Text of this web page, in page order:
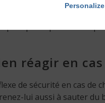
dans l’eau et se
et prendre du
réagir en
de sécurité en cas de
lui aussi à sauter
Personalize